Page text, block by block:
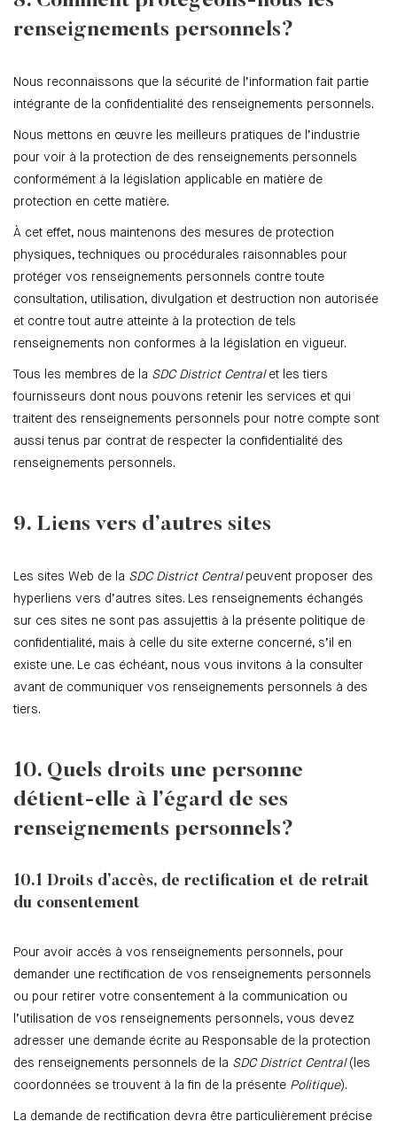
renseignements personnels?
Nous reconnaissons que la sécurité de l’information fait partie
intégrante de la confidentialité des renseignements personnels.
Nous mettons en œuvre les meilleurs pratiques de l’industrie
pour voir à la protection de des renseignements personnels
conformément à la législation applicable en matière de
protection en cette matière.
À cet effet, nous maintenons des mesures de protection
physiques, techniques ou procédurales raisonnables pour
protéger vos renseignements personnels contre toute
consultation, utilisation, divulgation et destruction non autorisée
et contre tout autre atteinte à la protection de tels
renseignements non conformes à la législation en vigueur.
Tous les membres de la SDC District Centralet les tiers
fournisseurs dont nous pouvons retenir les services et qui
traitent des renseignements personnels pour notre compte sont
aussi tenus par contrat de respecter la confidentialité des
renseignements personnels.
9. Liens vers d’autres sites
Les sites Web de la SDC District Centralpeuvent proposer des
hyperliens vers d’autres sites. Les renseignements échangés
sur ces sites ne sont pas assujettis à la présente politique de
confidentialité, mais à celle du site externe concerné, s’il en
existe une. Le cas échéant, nous vous invitons à la consulter
avant de communiquer vos renseignements personnels à des
tiers.
10. Quels droits une personne
détient-elle à l’égard de ses
renseignements personnels?
10.1 Droits d’accès, de rectification et de retrait
du consentement
Pour avoir accès à vos renseignements personnels, pour
demander une rectification de vos renseignements personnels
ou pour retirer votre consentement à la communication ou
l’utilisation de vos renseignements personnels, vous devez
adresser une demande écrite au Responsable de la protection
des renseignements personnels de la SDC District Central (les
coordonnées se trouvent à la fin de la présente Politique).
La demande de rectification devra être particulièrement précise